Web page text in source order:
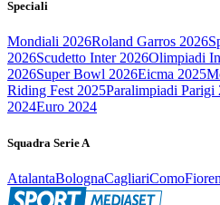
Speciali
Mondiali 2026Roland Garros 2026
2026Scudetto Inter 2026Olimpiadi
2026Super Bowl 2026Eicma 2025
Riding Fest 2025Paralimpiadi Parigi
2024Euro 2024
Squadra Serie A
AtalantaBolognaCagliariComo